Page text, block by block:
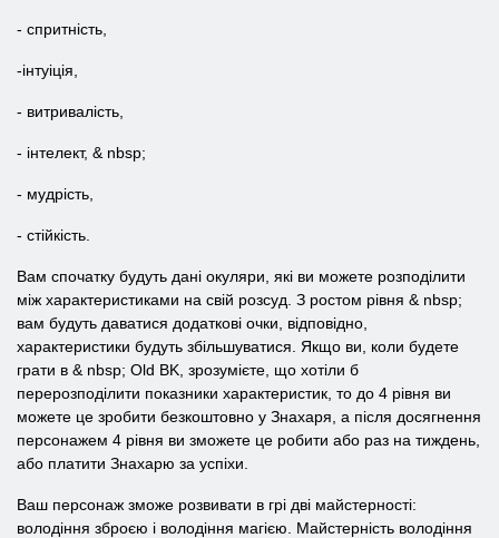
- спритність,
-інтуіція,
- витривалість,
- інтелект, & nbsp;
- мудрість,
- стійкість.
Вам спочатку будуть дані окуляри, які ви можете розподілити
між характеристиками на свій розсуд. З ростом рівня & nbsp;
вам будуть даватися додаткові очки, відповідно,
характеристики будуть збільшуватися. Якщо ви, коли будете
грати в & nbsp; Old BK, зрозумієте, що хотіли б
перерозподілити показники характеристик, то до 4 рівня ви
можете це зробити безкоштовно у Знахаря, а після досягнення
персонажем 4 рівня ви зможете це робити або раз на тиждень,
або платити Знахарю за успіхи.
Ваш персонаж зможе розвивати в грі дві майстерності:
володіння зброєю і володіння магією. Майстерність володіння